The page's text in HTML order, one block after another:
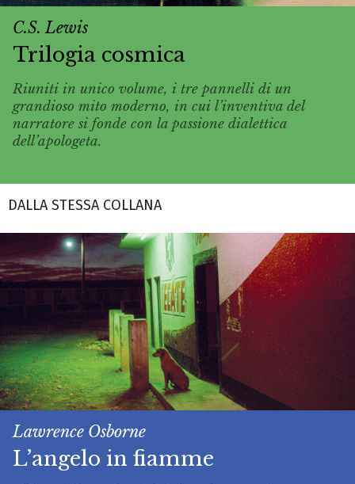
C.S. Lewis
Trilogia cosmica
Riuniti in unico volume, i tre pannelli di un
grandioso mito moderno, in cui l’inventiva del
narratore si fonde con la passione dialettica
dell’apologeta.
DALLA STESSA COLLANA
Lawrence Osborne
L’angelo in fiamme